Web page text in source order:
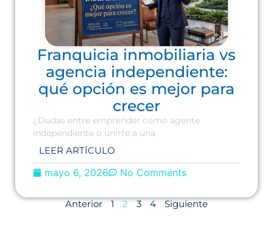
Franquicia inmobiliaria vs
agencia independiente:
qué opción es mejor para
crecer
¿Dudas entre emprender como agente
independiente o unirte a una
LEER ARTÍCULO
mayo 6, 2026 No Comments
Anterior 1 2 3 4 Siguiente